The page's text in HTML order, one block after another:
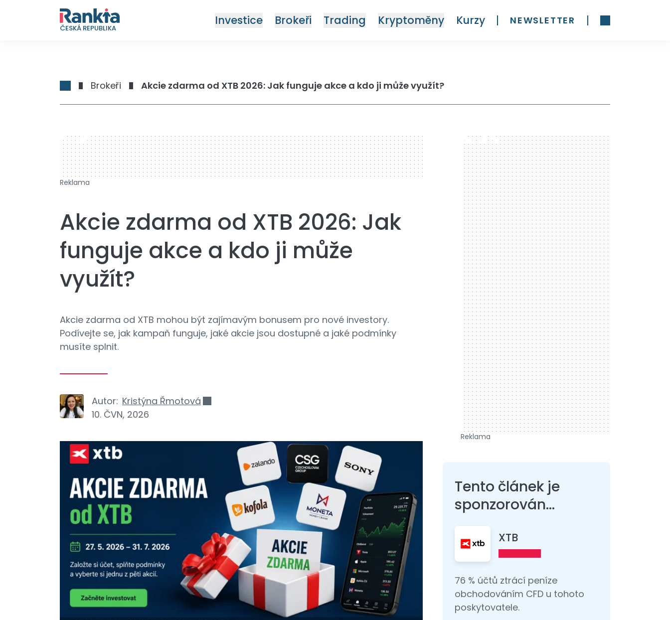
ČESKÁ REPUBLIKA
Investice Brokeři Trading Kryptoměny Kurzy NEWSLETTER
Brokeři Akcie zdarma od XTB 2026: Jak funguje akce a kdo ji může využít?
728 x 90
Reklama
Akcie zdarma od XTB 2026: Jak
funguje akce a kdo ji může
využít?
Akcie zdarma od XTB mohou být zajímavým bonusem pro nové investory.
Podívejte se, jak kampaň funguje, jaké akcie jsou dostupné a jaké podmínky
musíte splnit.
Autor: Kristýna Řmotová
10. ČVN, 2026
300 x 600
Reklama
Tento článek je
sponzorován...
XTB
76 % účtů ztrácí peníze
obchodováním CFD u tohoto
poskytovatele.